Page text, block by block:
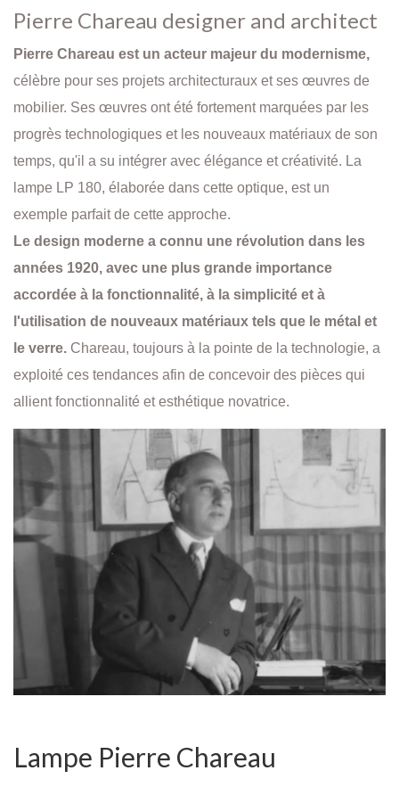
Pierre Chareau designer and architect
Pierre Chareau est un acteur majeur du modernisme,
célèbre pour ses projets architecturaux et ses œuvres de
mobilier. Ses œuvres ont été fortement marquées par les
progrès technologiques et les nouveaux matériaux de son
temps, qu'il a su intégrer avec élégance et créativité. La
lampe LP 180, élaborée dans cette optique, est un
exemple parfait de cette approche.
Le design moderne a connu une révolution dans les
années 1920, avec une plus grande importance
accordée à la fonctionnalité, à la simplicité et à
l'utilisation de nouveaux matériaux tels que le métal et
le verre. Chareau, toujours à la pointe de la technologie, a
exploité ces tendances afin de concevoir des pièces qui
allient fonctionnalité et esthétique novatrice.
Lampe Pierre Chareau